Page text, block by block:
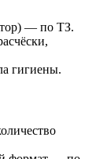
— по ТЗ.
гигиены.